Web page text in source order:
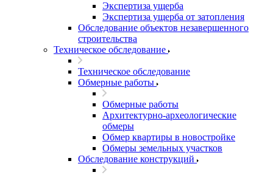
Экспертиза ущерба
Экспертиза ущерба от затопления
Обследование объектов незавершенного
строительства
Техническое обследование
Техническое обследование
Обмерные работы
Обмерные работы
Архитектурно-археологические
обмеры
Обмер квартиры в новостройке
Обмеры земельных участков
Обследование конструкций